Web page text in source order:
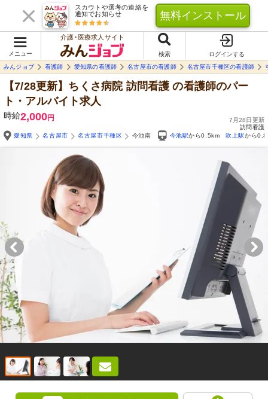
スカウトや選考の連絡を
通知でお知らせ
無料インストール
メニュー
介護･医療求人サイト
検索
ログインする
みんジョブ
看護師 愛知県の看護師 名古屋市の看護師 名古屋市千種区の看護師
【7/28更新】ちくさ病院 訪問看護 の看護師のパー
ト・アルバイト求人
時給2,000円
7月28日更新
訪問看護
愛知県
名古屋市 名古屋市千種区 今池南 今池駅から0.5km 吹上駅から